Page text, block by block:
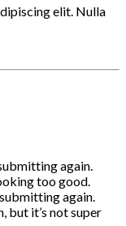
elit. Nulla
again.
too good.
again.
but it’s not super